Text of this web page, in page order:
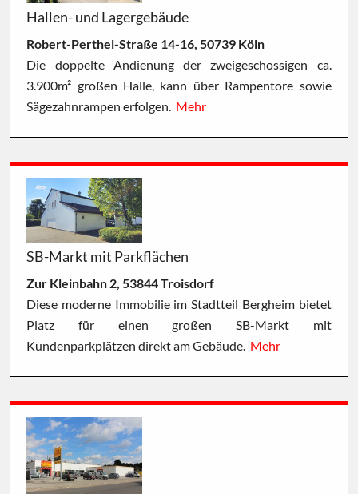
Hallen- und Lagergebäude
Robert-Perthel-Straße 14-16, 50739 Köln
Die doppelte Andienung der zweigeschossigen ca.
3.900m² großen Halle, kann über Rampentore sowie
Sägezahnrampen erfolgen. Mehr
SB-Markt mit Parkflächen
Zur Kleinbahn 2, 53844 Troisdorf
Diese moderne Immobilie im Stadtteil Bergheim bietet
Platz für einen großen SB-Markt mit
Kundenparkplätzen direkt am Gebäude. Mehr